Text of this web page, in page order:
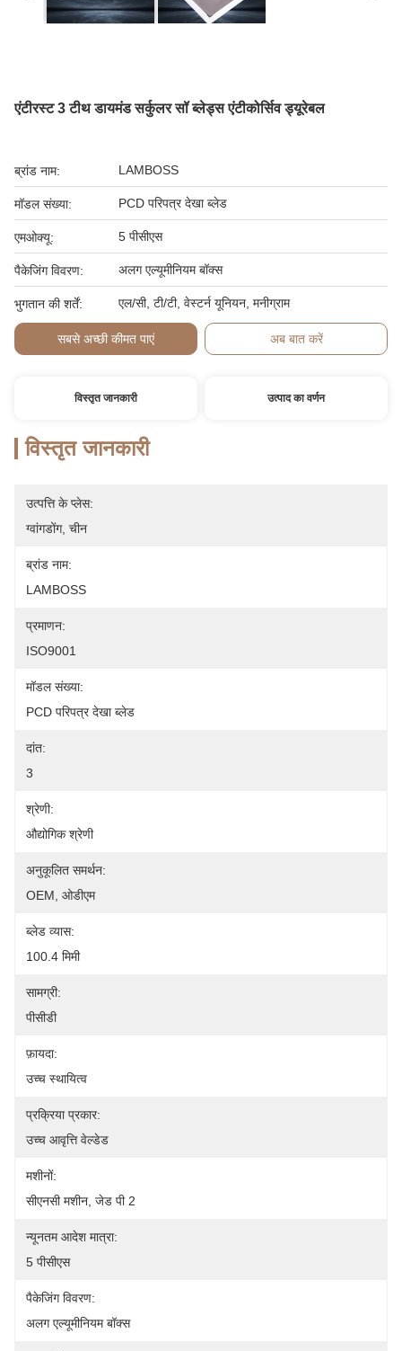
एंटीरस्ट 3 टीथ डायमंड सर्कुलर सॉ ब्लेड्स एंटीकोर्सिव ड्यूरेबल
ब्रांड नाम: LAMBOSS
मॉडल संख्या: PCD परिपत्र देखा ब्लेड
एमओक्यू: 5 पीसीएस
पैकेजिंग विवरण: अलग एल्यूमीनियम बॉक्स
भुगतान की शर्तें: एल/सी, टी/टी, वेस्टर्न यूनियन, मनीग्राम
सबसे अच्छी कीमत पाएं अब बात करें
विस्तृत जानकारी उत्पाद का वर्णन
विस्तृत जानकारी
उत्पत्ति के प्लेस:
ग्वांगडोंग, चीन
ब्रांड नाम:
LAMBOSS
प्रमाणन:
ISO9001
मॉडल संख्या:
PCD परिपत्र देखा ब्लेड
दांत:
3
श्रेणी:
औद्योगिक श्रेणी
अनुकूलित समर्थन:
OEM, ओडीएम
ब्लेड व्यास:
100.4 मिमी
सामग्री:
पीसीडी
फ़ायदा:
उच्च स्थायित्व
प्रक्रिया प्रकार:
उच्च आवृत्ति वेल्डेड
मशीनों:
सीएनसी मशीन, जेड पी 2
न्यूनतम आदेश मात्रा:
5 पीसीएस
पैकेजिंग विवरण:
अलग एल्यूमीनियम बॉक्स